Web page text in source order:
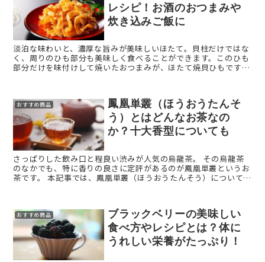
レシピ！お酒のおつまみや
炊き込みご飯に
淡泊な味わいと、濃厚な旨みが美味しいほたて。貝柱だけではな
く、周りのひも部分も美味しく食べることができます。このひも
部分だけを味付けして焼いたおつまみが、ほたて焼貝ひもです。
おすすめ商品
鳳凰単叢（ほうおうたんそ
う）とはどんなお茶なの
か？十大香型についても
さっぱりした飲み口と程良い渋みが人気の烏龍茶。 その烏龍茶
のなかでも、特に香りの良さに定評があるのが鳳凰単叢というお
茶です。 本記事では、鳳凰単叢（ほうおうたんそう）について解
おすすめ商品
ブラックベリーの美味しい
食べ方やレシピとは？体に
うれしい栄養がたっぷり！